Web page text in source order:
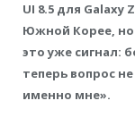
UI 8.5 для Galaxy
Южной Корее, но
это уже сигнал:
теперь вопрос
именно мне».